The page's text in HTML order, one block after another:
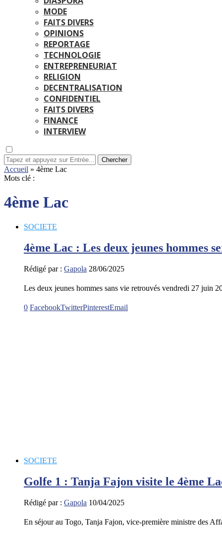
MODE
FAITS DIVERS
OPINIONS
REPORTAGE
TECHNOLOGIE
ENTREPRENEURIAT
RELIGION
DECENTRALISATION
CONFIDENTIEL
FAITS DIVERS
FINANCE
INTERVIEW
Chercher
Accueil » 4ème Lac
Mots clé :
4ème Lac
SOCIETE
4ème Lac : Les deux jeunes hommes
Rédigé par : Gapola 28/06/2025
Les deux jeunes hommes sans vie retrouvés vendredi 27 juin
0 FacebookTwitterPinterestEmail
SOCIETE
Golfe 1 : Tanja Fajon visite le 4ème
Rédigé par : Gapola 10/04/2025
En séjour au Togo, Tanja Fajon, vice-première ministre des